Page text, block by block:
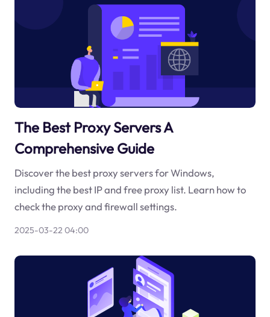
The Best Proxy Servers A
Comprehensive Guide
Discover the best proxy servers for Windows,
including the best IP and free proxy list. Learn how to
check the proxy and firewall settings.
2025-03-22 04:00